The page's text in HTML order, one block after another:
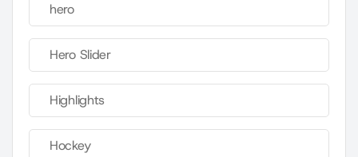
hero
Hero Slider
Highlights
Hockey